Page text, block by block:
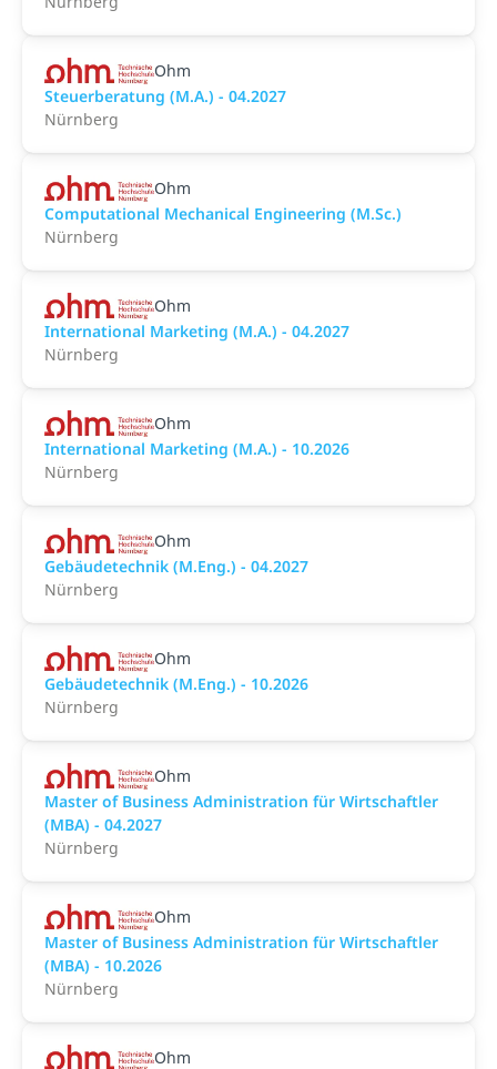
Ohm
Steuerberatung (M.A.) - 04.2027
Nürnberg
Ohm
Computational Mechanical Engineering (M.Sc.)
Nürnberg
Ohm
International Marketing (M.A.) - 04.2027
Nürnberg
Ohm
International Marketing (M.A.) - 10.2026
Nürnberg
Ohm
Gebäudetechnik (M.Eng.) - 04.2027
Nürnberg
Ohm
Gebäudetechnik (M.Eng.) - 10.2026
Nürnberg
Ohm
Master of Business Administration für Wirtschaftler
(MBA) - 04.2027
Nürnberg
Ohm
Master of Business Administration für Wirtschaftler
(MBA) - 10.2026
Nürnberg
Ohm